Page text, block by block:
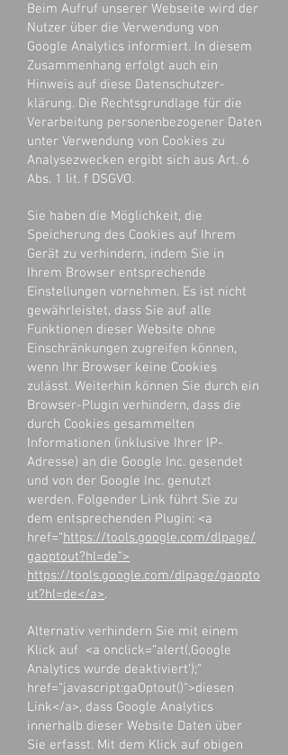
Beim Aufruf unserer Webseite wird der
Nutzer über die Verwendung von
Google Analytics informiert. In diesem
Zusammenhang erfolgt auch ein
Hinweis auf diese Datenschutzer-
klärung. Die Rechtsgrundlage für die
Verarbeitung personenbezogener Daten
unter Verwendung von Cookies zu
Analysezwecken ergibt sich aus Art. 6
Abs. 1 lit. f DSGVO.
Sie haben die Möglichkeit, die
Speicherung des Cookies auf Ihrem
Gerät zu verhindern, indem Sie in
Ihrem Browser entsprechende
Einstellungen vornehmen. Es ist nicht
gewährleistet, dass Sie auf alle
Funktionen dieser Website ohne
Einschränkungen zugreifen können,
wenn Ihr Browser keine Cookies
zulässt. Weiterhin können Sie durch ein
Browser-Plugin verhindern, dass die
durch Cookies gesammelten
Informationen (inklusive Ihrer IP-
Adresse) an die Google Inc. gesendet
und von der Google Inc. genutzt
werden. Folgender Link führt Sie zu
dem entsprechenden Plugin: <a
href=“https://tools.google.com/dlpage/
gaoptout?hl=de“>
https://tools.google.com/dlpage/gaopto
ut?hl=de</a>.
Alternativ verhindern Sie mit einem
Klick auf <a onclick=“alert(‚Google
Analytics wurde deaktiviert‘);“
href=“javascript:gaOptout()“>diesen
Link</a>, dass Google Analytics
innerhalb dieser Website Daten über
Sie erfasst. Mit dem Klick auf obigen